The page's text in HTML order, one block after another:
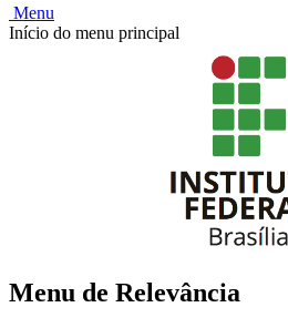
Menu
Início do menu principal
Menu de Relevância